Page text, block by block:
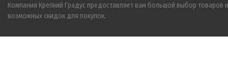
Компания Крепкий Градус предоставляет вам большой выбор товаров и
возможных скидок для покупок.